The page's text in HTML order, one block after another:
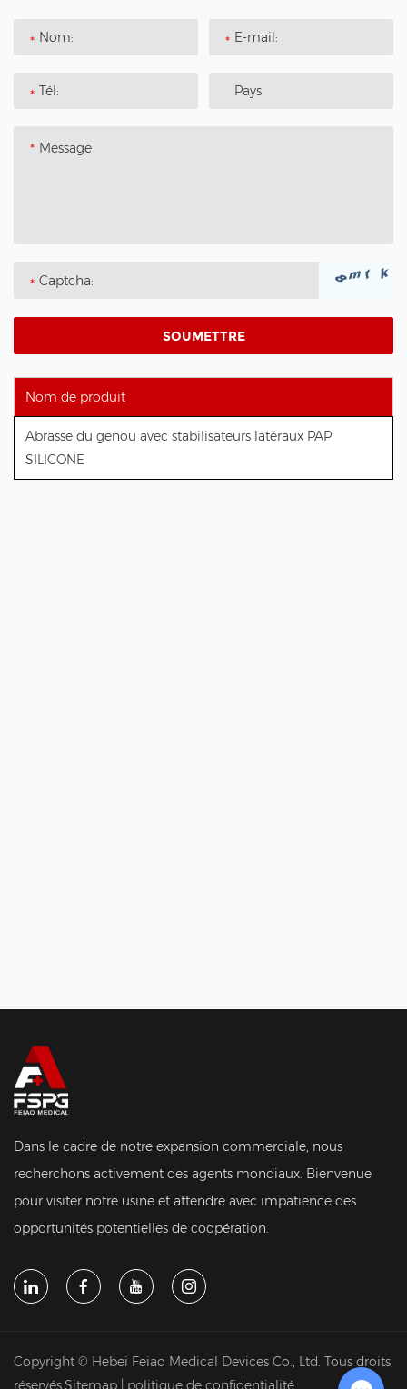
Nom de produit
Abrasse du genou avec stabilisateurs latéraux PAP
SILICONE
Dans le cadre de notre expansion commerciale, nous
recherchons activement des agents mondiaux. Bienvenue
pour visiter notre usine et attendre avec impatience des
opportunités potentielles de coopération.
Copyright © Hebei Feiao Medical Devices Co., Ltd. Tous droits
réservés.Sitemap politique de confidentialité